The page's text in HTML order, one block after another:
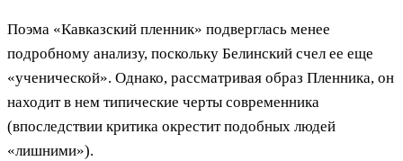
Поэма «Кавказский пленник» подверглась менее
подробному анализу, поскольку Белинский счел ее еще
«ученической». Однако, рассматривая образ Пленника, он
находит в нем типические черты современника
(впоследствии критика окрестит подобных людей
«лишними»).